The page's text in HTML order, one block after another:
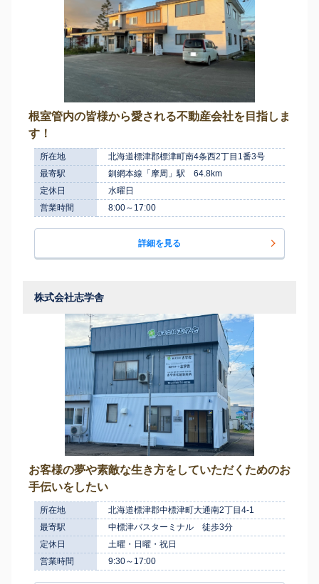
根室管内の皆様から愛される不動産会社を目指しま
す！
所在地
北海道標津郡標津町南4条西2丁目1番3号
最寄駅
釧網本線「摩周」駅 64.8km
定休日
水曜日
営業時間
8:00～17:00
詳細を見る
株式会社志学舎
お客様の夢や素敵な生き方をしていただくためのお
手伝いをしたい
所在地
北海道標津郡中標津町大通南2丁目4-1
最寄駅
中標津バスターミナル 徒歩3分
定休日
土曜・日曜・祝日
営業時間
9:30～17:00